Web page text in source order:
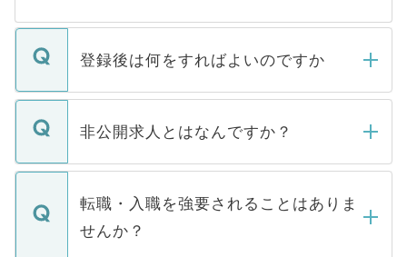
登録後は何をすればよいのですか
ご登録いただきましたら、弊社担当者がご
登録内容を確認し、その後メールもしくは
ます。通常、5営業日以内にはご連絡をせて
いただきますので、しばらくお待ちくださ
非公開求人とはなんですか？
マイナビDOCTORで取り扱っている求人の
うち約3割は、Webサイトからご覧いただ
けない「非公開求人」です。非公開求人は
下記の理由によって、一般には公開してい
転職・入職を強要されることはありま
せんか？